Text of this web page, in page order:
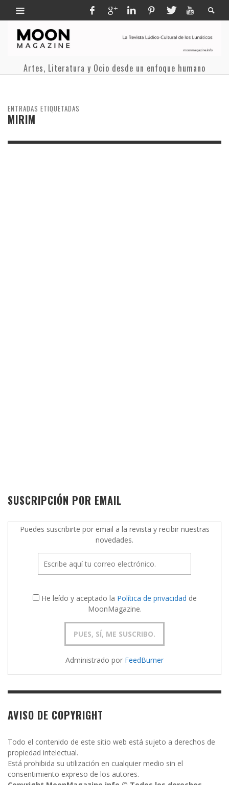
Artes, Literatura y Ocio desde un enfoque humano
ENTRADAS ETIQUETADAS
MIRIM
SUSCRIPCIÓN POR EMAIL
Puedes suscribirte por email a la revista y recibir nuestras
novedades.
He leído y aceptado la Política de privacidad de
MoonMagazine.
Administrado por FeedBurner
AVISO DE COPYRIGHT
Todo el contenido de este sitio web está sujeto a derechos de
propiedad intelectual.
Está prohibida su utilización en cualquier medio sin el
consentimiento expreso de los autores.